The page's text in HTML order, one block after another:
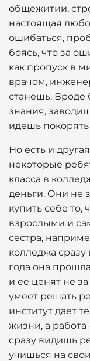
общежитии,
настоящая
ошибаться,
боясь, что за
как пропуск в
врачом,
станешь. Вроде
знания,
идешь
Но есть и
некоторые
класса в
деньги. Они не
купить себе то,
взрослыми и
сестра,
колледжа
года она
и ее ценят не
умеет решать
институт дает
жизни, а
сразу видишь
учишься на